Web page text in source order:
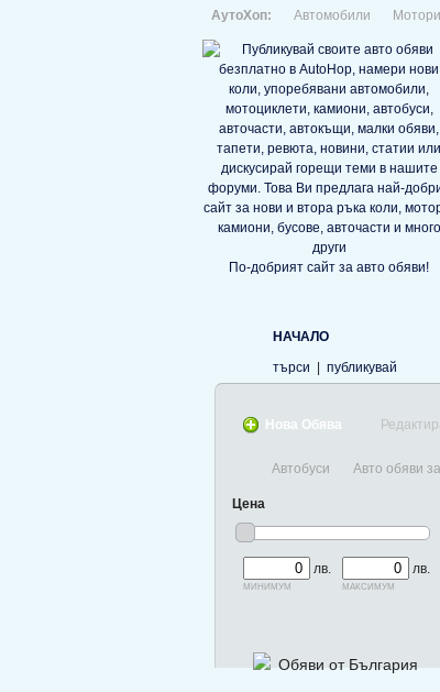
АутоХоп: Автомобили Мотори
По-добрият сайт за авто обяви!
НАЧАЛО
търси
публикувай
Нова Обява
Автобуси Авто обяви
Цена
лв.
минимум
лв.
максимум
Обяви от България